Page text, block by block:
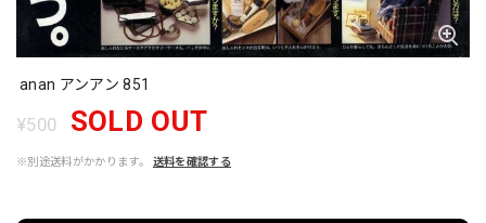
anan アンアン 851
¥500 SOLD OUT
※別途送料がかかります。 送料を確認する